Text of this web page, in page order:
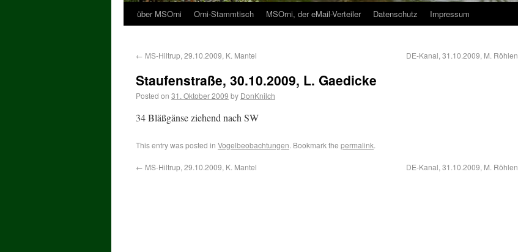
über MSOrni Orni-Stammtisch MSOrni, der eMail-Verteiler Datenschutz Impressum
← MS-Hiltrup, 29.10.2009, K. Mantel DE-Kanal, 31.10.2009, M. Röhlen
Staufenstraße, 30.10.2009, L. Gaedicke
Posted on 31. Oktober 2009 by DonKnilch
34 Bläßgänse ziehend nach SW
This entry was posted in Vogelbeobachtungen. Bookmark the permalink.
← MS-Hiltrup, 29.10.2009, K. Mantel DE-Kanal, 31.10.2009, M. Röhlen